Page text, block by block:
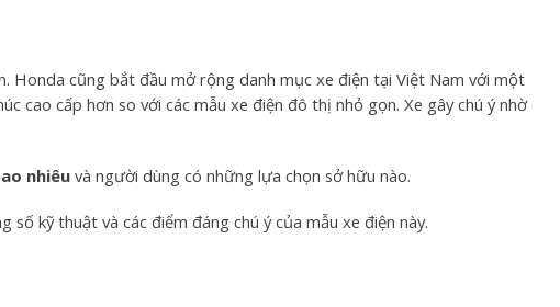
Honda cũng bắt đầu mở rộng danh mục xe điện tại Việt Nam với một
cao cấp hơn so với các mẫu xe điện đô thị nhỏ gọn. Xe gây chú ý nhờ
nhiêuvà người dùng có những lựa chọn sở hữu nào.
số kỹ thuật và các điểm đáng chú ý của mẫu xe điện này.